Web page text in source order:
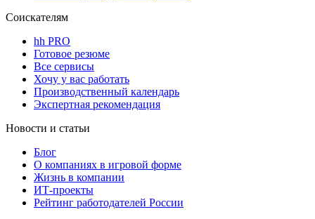
Соискателям
hh PRO
Готовое резюме
Все сервисы
Хочу у вас работать
Производственный календарь
Экспертная рекомендация
Новости и статьи
Блог
О компаниях в игровой форме
Жизнь в компании
ИТ-проекты
Рейтинг работодателей России